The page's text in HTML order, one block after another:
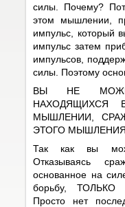
силы. Почему?
этом мышлении,
импульс, который
импульс затем
импульсов,
силы. Поэтому
ВЫ НЕ
МЫШЛЕНИИ,
ЭТОГО
Так как вы
Отказываясь
основанное на
борьбу, ТОЛЬКО
Просто нет